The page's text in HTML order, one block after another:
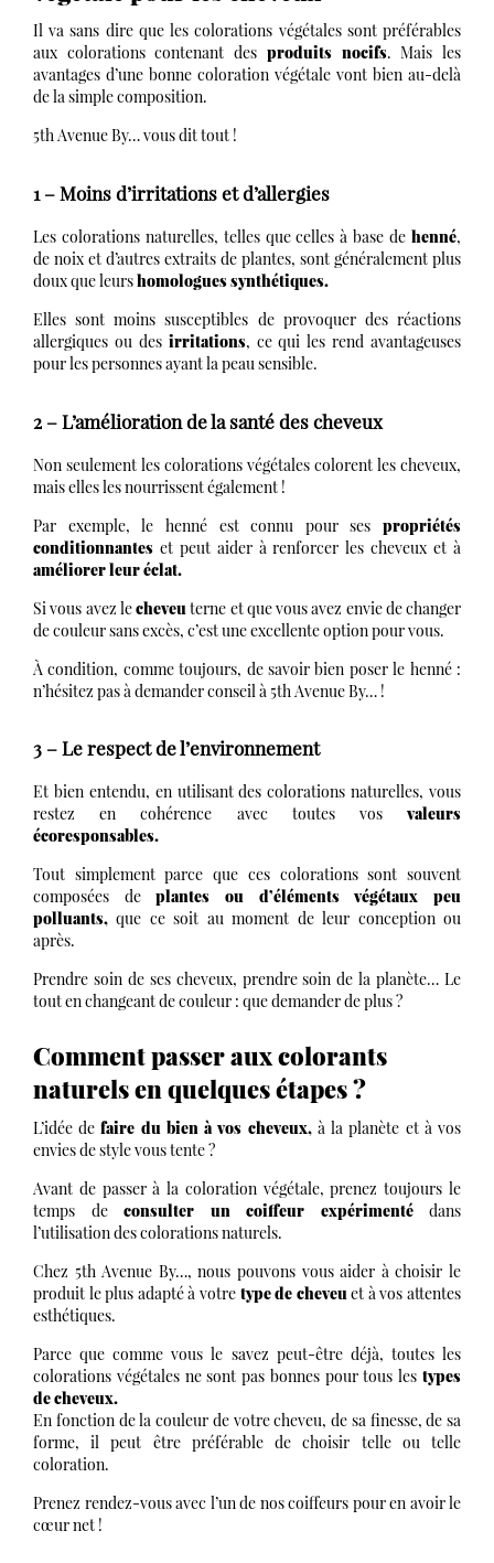
Il va sans dire que les colorations végétales sont préférables
aux colorations contenant des produits nocifs. Mais les
avantages d’une bonne coloration végétale vont bien au-delà
de la simple composition.
5th Avenue By… vous dit tout !
1 – Moins d’irritations et d’allergies
Les colorations naturelles, telles que celles à base de henné,
de noix et d’autres extraits de plantes, sont généralement plus
doux que leurshomologues synthétiques.
Elles sont moins susceptibles de provoquer des réactions
allergiques ou des irritations, ce qui les rend avantageuses
pour les personnes ayant la peau sensible.
2 – L’amélioration de la santé des cheveux
Non seulement les colorations végétales colorent les cheveux,
mais elles les nourrissent également !
Par exemple, le henné est connu pour ses propriétés
conditionnantes et peut aider à renforcer les cheveux et à
améliorer leur éclat.
Si vous avez lecheveu terne et que vous avez envie de changer
de couleur sans excès, c’est une excellente option pour vous.
À condition, comme toujours, de savoir bien poser le henné :
n’hésitez pas à demander conseil à 5th Avenue By… !
3 – Le respect de l’environnement
Et bien entendu, en utilisant des colorations naturelles, vous
restez en cohérence avec toutes vos valeurs
écoresponsables.
Tout simplement parce que ces colorations sont souvent
composées deplantes ou d’éléments végétaux peu
polluants, que ce soit au moment de leur conception ou
après.
Prendre soin de ses cheveux, prendre soin de la planète… Le
tout en changeant de couleur : que demander de plus ?
Comment passer aux colorants
naturels en quelques étapes ?
L’idée de faire du bien à vos cheveux,à la planète et à vos
envies de style vous tente ?
Avant de passer à la coloration végétale, prenez toujours le
temps de consulter un coiffeur expérimentédans
l’utilisation des colorations naturels.
Chez 5th Avenue By…, nous pouvons vous aider à choisir le
produit le plus adapté à votre type de cheveuet à vos attentes
esthétiques.
Parce que comme vous le savez peut-être déjà, toutes les
colorations végétales ne sont pas bonnes pour tous les types
de cheveux.
En fonction de la couleur de votre cheveu, de sa finesse, de sa
forme, il peut être préférable de choisir telle ou telle
coloration.
Prenez rendez-vous avec l’un de nos coiffeurs pour en avoir le
cœur net !